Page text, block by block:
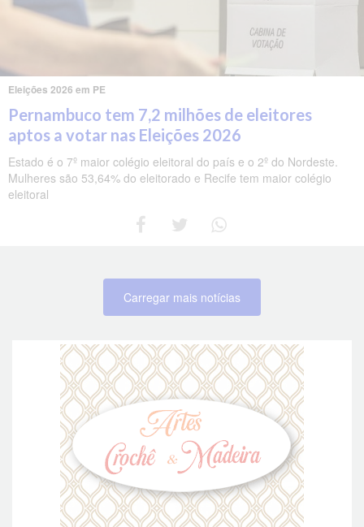
Eleições 2026 em PE
Pernambuco tem 7,2 milhões de eleitores
aptos a votar nas Eleições 2026
Estado é o 7º maior colégio eleitoral do país e o 2º do Nordeste.
Mulheres são 53,64% do eleitorado e Recife tem maior colégio
eleitoral
Carregar mais notícias